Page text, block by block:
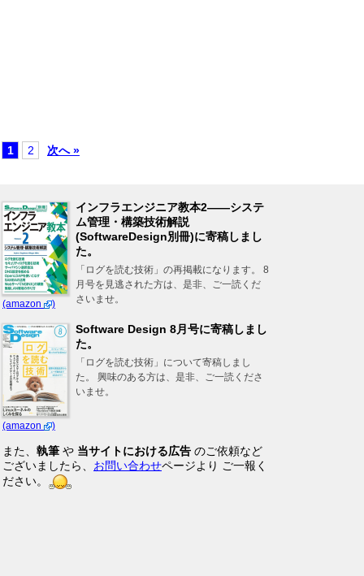
1 2 次へ »
(amazon )
インフラエンジニア教本2――システ
ム管理・構築技術解説
(SoftwareDesign別冊)に寄稿しまし
た。
「ログを読む技術」の再掲載になります。 8
月号を見逃された方は、是非、ご一読くだ
さいませ。
(amazon )
Software Design 8月号に寄稿しまし
た。
「ログを読む技術」について寄稿しまし
た。 興味のある方は、是非、ご一読くださ
いませ。
また、 執筆 や 当サイトにおける広告 のご依頼など
ございましたら、 お問い合わせページより ご一報く
ださい。